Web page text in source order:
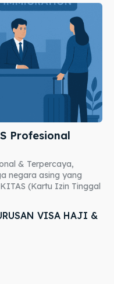
Profesional
& Terpercaya,
negara asing yang
(Kartu Izin Tinggal
VISA HAJI &